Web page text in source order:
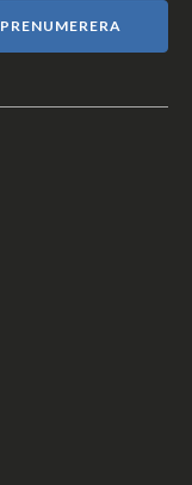
PRENUMERERA